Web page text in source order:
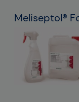
Meliseptol®